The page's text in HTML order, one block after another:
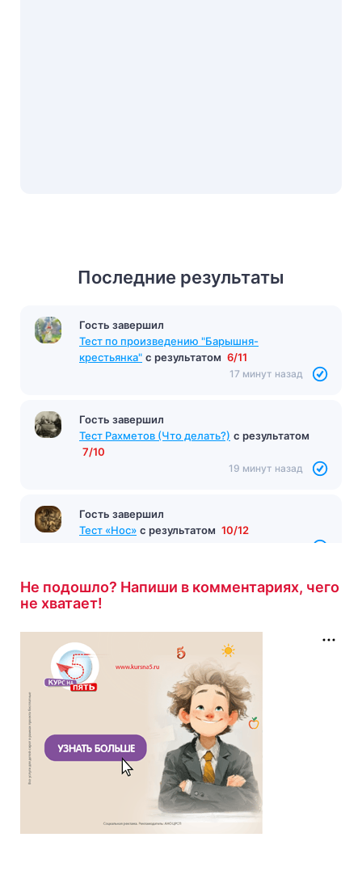
Последние результаты
Гость завершил
Тест по произведению "Барышня-
крестьянка" с результатом 6/11
17 минут назад
Гость завершил
Тест Рахметов (Что делать?) с результатом
7/10
19 минут назад
Гость завершил
Тест «Нос» с результатом 10/12
Не подошло? Напиши в комментариях, чего
не хватает!